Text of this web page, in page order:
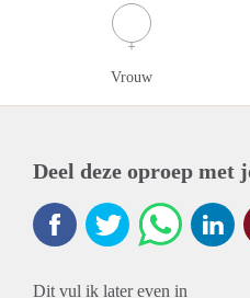
Vrouw
Deel deze oproep met
Dit vul ik later even in